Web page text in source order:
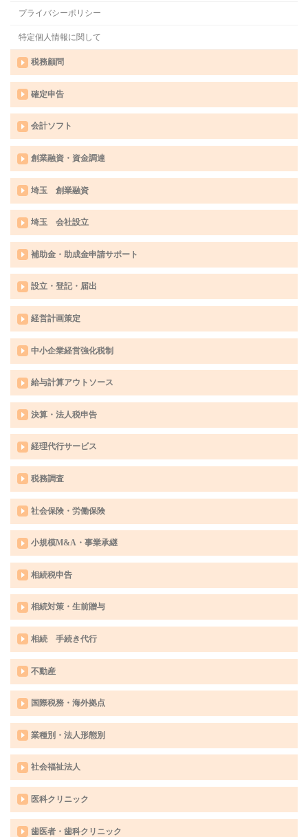
プライバシーポリシー
特定個人情報に関して
税務顧問
確定申告
会計ソフト
創業融資・資金調達
埼玉 創業融資
埼玉 会社設立
補助金・助成金申請サポート
設立・登記・届出
経営計画策定
中小企業経営強化税制
給与計算アウトソース
決算・法人税申告
経理代行サービス
税務調査
社会保険・労働保険
小規模M&A・事業承継
相続税申告
相続対策・生前贈与
相続 手続き代行
不動産
国際税務・海外拠点
業種別・法人形態別
社会福祉法人
医科クリニック
歯医者・歯科クリニック